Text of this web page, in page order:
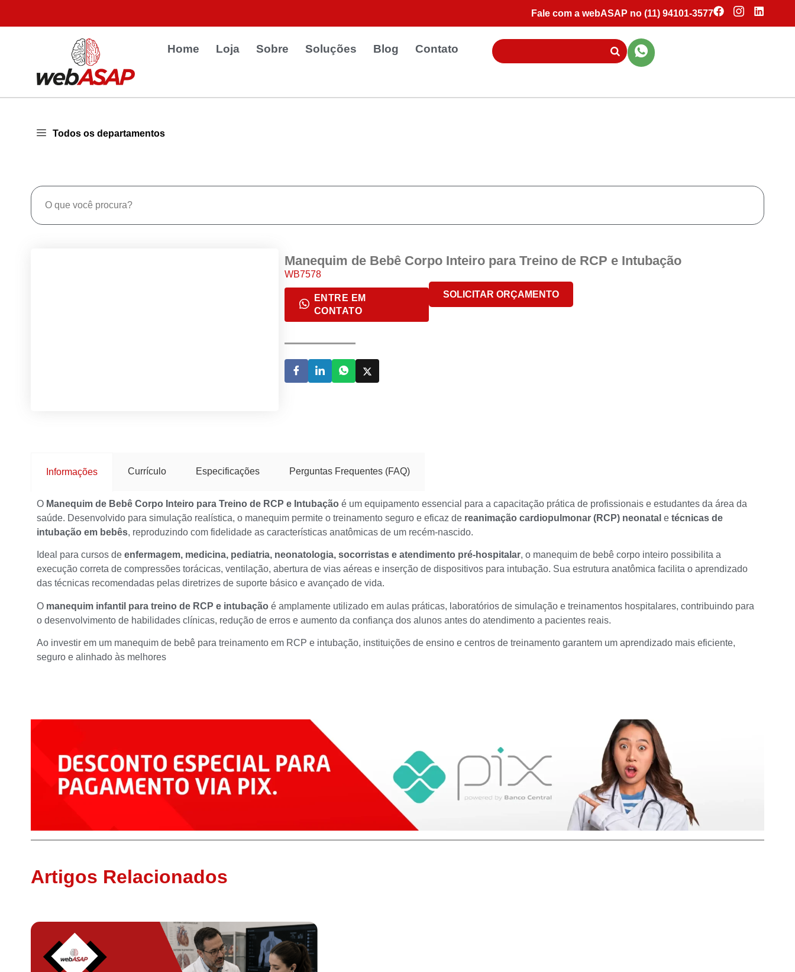
Fale com a webASAP no (11) 94101-3577
Home Loja Sobre Soluções Blog Contato
Todos os departamentos
Manequim de Bebê Corpo Inteiro para Treino de RCP e Intubação
WB7578
ENTRE EM
CONTATO
SOLICITAR ORÇAMENTO
Informações Currículo Especificações Perguntas Frequentes (FAQ)
O Manequim de Bebê Corpo Inteiro para Treino de RCP e Intubação é um equipamento essencial para a capacitação prática de profissionais e estudantes da área da
saúde. Desenvolvido para simulação realística, o manequim permite o treinamento seguro e eficaz de reanimação cardiopulmonar (RCP) neonatal e técnicas de
intubação em bebês, reproduzindo com fidelidade as características anatômicas de um recém-nascido.
Ideal para cursos de enfermagem, medicina, pediatria, neonatologia, socorristas e atendimento pré-hospitalar, o manequim de bebê corpo inteiro possibilita a
execução correta de compressões torácicas, ventilação, abertura de vias aéreas e inserção de dispositivos para intubação. Sua estrutura anatômica facilita o aprendizado
das técnicas recomendadas pelas diretrizes de suporte básico e avançado de vida.
O manequim infantil para treino de RCP e intubação é amplamente utilizado em aulas práticas, laboratórios de simulação e treinamentos hospitalares, contribuindo para
o desenvolvimento de habilidades clínicas, redução de erros e aumento da confiança dos alunos antes do atendimento a pacientes reais.
Ao investir em um manequim de bebê para treinamento em RCP e intubação, instituições de ensino e centros de treinamento garantem um aprendizado mais eficiente,
seguro e alinhado às melhores
Artigos Relacionados